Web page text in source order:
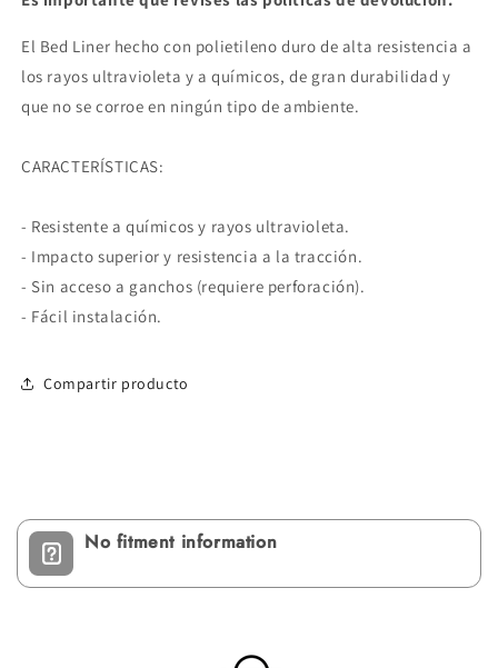
El Bed Liner hecho con polietileno duro de alta resistencia a
los rayos ultravioleta y a químicos, de gran durabilidad y
que no se corroe en ningún tipo de ambiente.
CARACTERÍSTICAS:
- Resistente a químicos y rayos ultravioleta.
- Impacto superior y resistencia a la tracción.
- Sin acceso a ganchos (requiere perforación).
- Fácil instalación.
Compartir producto
No fitment information